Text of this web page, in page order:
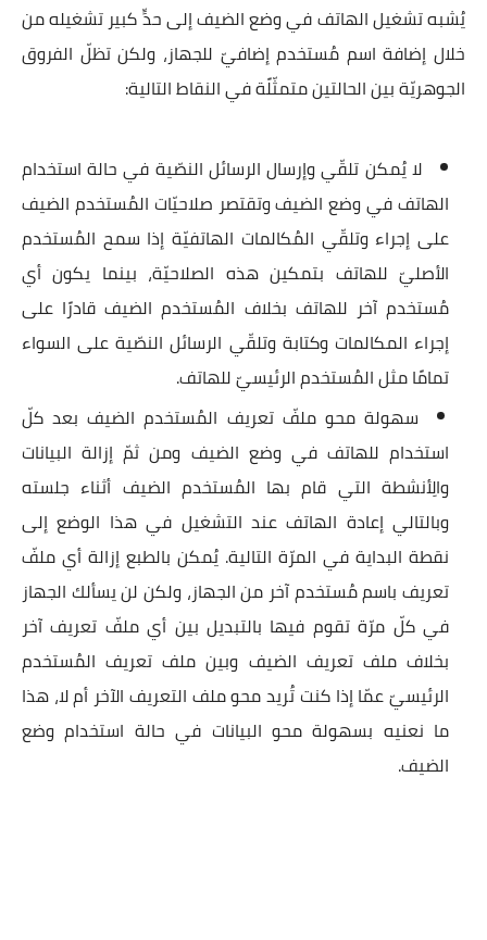
يُشبه تشغيل الهاتف في وضع الضيف إلى حدٍّ كبير تشغيله من
خلال إضافة اسم مُستخدم إضافيّ للجهاز، ولكن تظلّ الفروق
الجوهريّة بين الحالتين متمثّلًة في النقاط التالية:
لا يُمكن تلقّي وإرسال الرسائل النصّية في حالة استخدام
الهاتف في وضع الضيف وتقتصر صلاحيّات المُستخدم الضيف
على إجراء وتلقّي المُكالمات الهاتفيّة إذا سمح المُستخدم
الأصليّ للهاتف بتمكين هذه الصلاحيّة، بينما يكون أي
مُستخدم آخر للهاتف بخلاف المُستخدم الضيف قادرًا على
إجراء المكالمات وكتابة وتلقّي الرسائل النصّية على السواء
تمامًا مثل المُستخدم الرئيسيّ للهاتف.
سهولة محو ملفّ تعريف المُستخدم الضيف بعد كلّ
استخدام للهاتف في وضع الضيف ومن ثمّ إزالة البيانات
والِأنشطة التي قام بها المُستخدم الضيف أثناء جلسته
وبالتالي إعادة الهاتف عند التشغيل في هذا الوضع إلى
نقطة البداية في المرّة التالية. يُمكن بالطبع إزالة أي ملفّ
تعريف باسم مُستخدم آخر من الجهاز، ولكن لن يسألك الجهاز
في كلّ مرّة تقوم فيها بالتبديل بين أي ملفّ تعريف آخر
بخلاف ملف تعريف الضيف وبين ملف تعريف المُستخدم
الرئيسيّ عمّا إذا كنت تُريد محو ملف التعريف الآخر أم لا، هذا
ما نعنيه بسهولة محو البيانات في حالة استخدام وضع
الضيف.